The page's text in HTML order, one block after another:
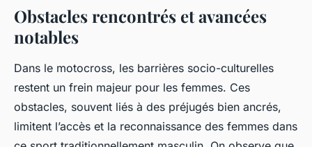
Obstacles rencontrés et avancées
notables
Dans le motocross, les barrières socio-culturelles
restent un frein majeur pour les femmes. Ces
obstacles, souvent liés à des préjugés bien ancrés,
limitent l’accès et la reconnaissance des femmes dans